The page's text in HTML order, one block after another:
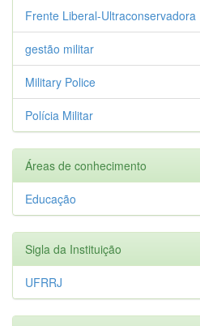
Frente Liberal-Ultraconservadora
gestão militar
Military Police
Polícia Militar
Áreas de conhecimento
Educação
Sigla da Instituição
UFRRJ